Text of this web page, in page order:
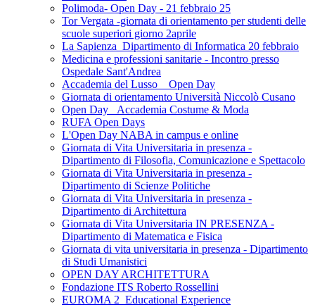
Polimoda- Open Day - 21 febbraio 25
Tor Vergata -giornata di orientamento per studenti delle
scuole superiori giorno 2aprile
La Sapienza_Dipartimento di Informatica 20 febbraio
Medicina e professioni sanitarie - Incontro presso
Ospedale Sant'Andrea
Accademia del Lusso _ Open Day
Giornata di orientamento Università Niccolò Cusano
Open Day _Accademia Costume & Moda
RUFA Open Days
L'Open Day NABA in campus e online
Giornata di Vita Universitaria in presenza -
Dipartimento di Filosofia, Comunicazione e Spettacolo
Giornata di Vita Universitaria in presenza -
Dipartimento di Scienze Politiche
Giornata di Vita Universitaria in presenza -
Dipartimento di Architettura
Giornata di Vita Universitaria IN PRESENZA -
Dipartimento di Matematica e Fisica
Giornata di vita universitaria in presenza - Dipartimento
di Studi Umanistici
OPEN DAY ARCHITETTURA
Fondazione ITS Roberto Rossellini
EUROMA 2_Educational Experience